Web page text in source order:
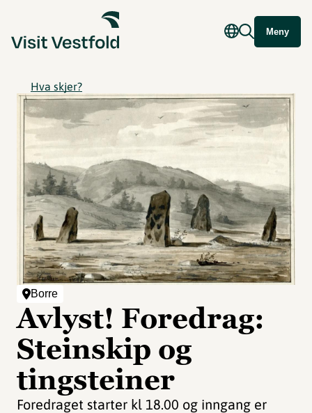
Meny
Hva skjer?
Borre
Avlyst! Foredrag:
Steinskip og
tingsteiner
Foredraget starter kl 18.00 og inngang er